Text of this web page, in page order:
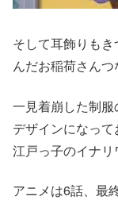
そして耳飾りも
んだお稲荷さんつ
一見着崩した制
デザインになっ
江戸っ子のイナリ
アニメは6話、最